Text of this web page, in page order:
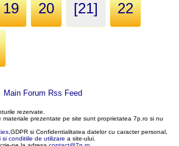
19 20 [21] 22
Main Forum Rss Feed
rezervate.
materiale prezentate pe site sunt proprietatea 7p.ro si nu
,GDPR si Confidentialitatea datelor cu caracter personal,
si conditiile de utilizare a site-ului.